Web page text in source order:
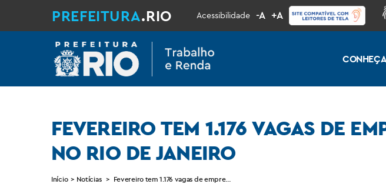
PREFEITURA.RIO Acessibilidade -A +A
FEVEREIRO TEM 1.176 VAGAS DE
NO RIO DE JANEIRO
Início > Notícias > Fevereiro tem 1.176 vagas de emprego na última semana do mês no Rio de Janeiro